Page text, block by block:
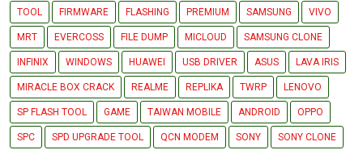
TOOL FIRMWARE FLASHING PREMIUM SAMSUNG VIVO
MRT EVERCOSS FILE DUMP MICLOUD SAMSUNG CLONE
INFINIX WINDOWS HUAWEI USB DRIVER ASUS LAVA IRIS
MIRACLE BOX CRACK REALME REPLIKA TWRP LENOVO
SP FLASH TOOL GAME TAIWAN MOBILE ANDROID OPPO
SPC SPD UPGRADE TOOL QCN MODEM SONY SONY CLONE